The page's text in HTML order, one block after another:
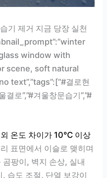
기 제거 지금 당장 실천
window with
scene, soft natural
text”,”tags”:[“#결로현
결로”,”#겨울창문습기”,”#
온도 차이가 10℃ 이상
표면에서 이슬로 맺히며
팡이, 벽지 손상, 실내
습도 조절, 단열 보강이